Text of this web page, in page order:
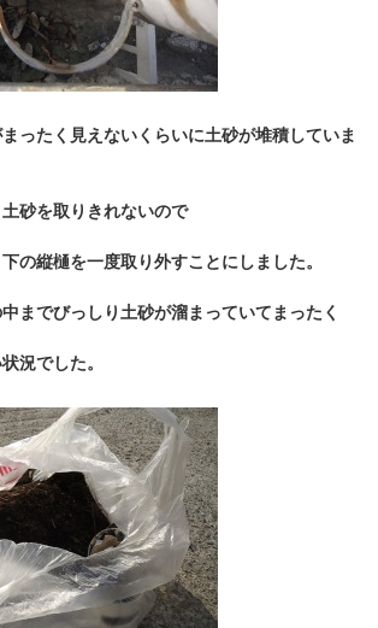
ったく見えないくらいに土砂が堆積していま
土砂を取りきれないので
の縦樋を一度取り外すことにしました。
までびっしり土砂が溜まっていてまったく
況でした。